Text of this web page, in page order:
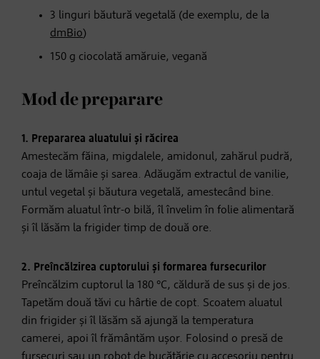
3 linguri băutură vegetală (de exemplu, de la
dmBio)
150 g ciocolată amăruie, vegană
Mod de preparare
1. Prepararea aluatului și răcirea
Amestecăm făina, migdalele, amidonul, zahărul pudră,
coaja de lămâie și sarea. Adăugăm extractul de vanilie,
untul vegetal și băutura vegetală, amestecând bine.
Formăm aluatul într-o bilă, îl învelim în folie alimentară
și îl lăsăm la frigider timp de două ore.
2. Preîncălzirea cuptorului și formarea fursecurilor
Preîncălzim cuptorul la 180 °C, căldură de sus și de jos.
Tapetăm două tăvi cu hârtie de copt. Scoatem aluatul
din frigider și îl lăsăm să ajungă la temperatura
camerei, apoi îl frământăm ușor. Folosind o presă de
fursecuri sau un robot de bucătărie cu accesoriu pentru